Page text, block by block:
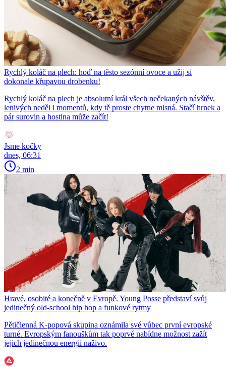
Rychlý koláč na plech: hoď na těsto sezónní ovoce a užij si
dokonale křupavou drobenku!
Rychlý koláč na plech je absolutní král všech nečekaných návštěv,
lenivých neděl i momentů, kdy tě proste chytne mlsná. Stačí hrnek a
pár surovin a hostina může začít!
Jsme kočky
dnes, 06:31
2 min
Hravé, osobité a konečně v Evropě. Young Posse představí svůj
jedinečný old-school hip hop a funkové rytmy
Pětičlenná K-popová skupina oznámila své vůbec první evropské
turné. Evropským fanouškům tak poprvé nabídne možnost zažít
jejich jedinečnou energii naživo.